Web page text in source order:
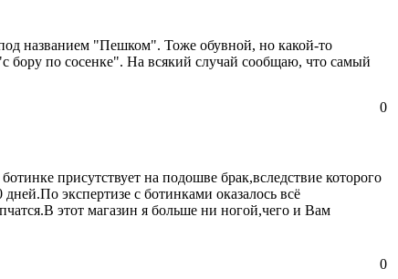
названием "Пешком". Тоже обувной, но какой-то
бору по сосенке". На всякий случай сообщаю, что самый
0
присутствует на подошве брак,вследствие которого
экспертизе с ботинками оказалось всё
этот магазин я больше ни ногой,чего и Вам
0